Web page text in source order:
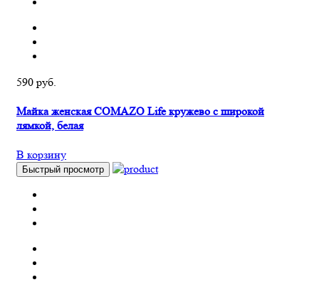
590 руб.
Майка женская COMAZO Life кружево с широкой
лямкой, белая
В корзину
Быстрый просмотр